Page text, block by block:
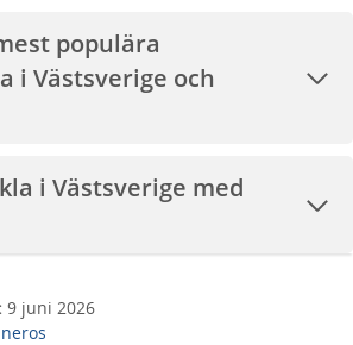
populära
i Västsverige och
i Västsverige med
9 juni 2026